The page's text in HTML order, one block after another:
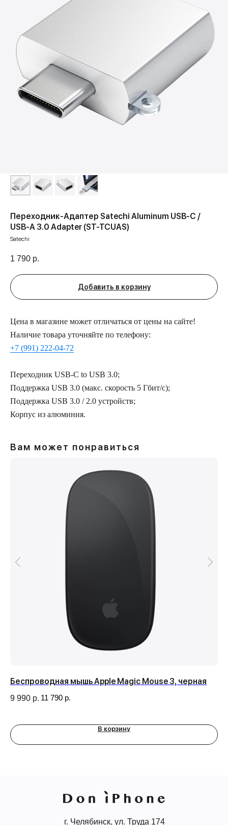
Переходник-Адаптер Satechi Aluminum USB-C /
USB-A 3.0 Adapter (ST-TCUAS)
Satechi
1 790 р.
Добавить в корзину
Цена в магазине может отличаться от цены на сайте!
Наличие товара уточняйте по телефону:
+7 (991) 222-04-72
Переходник USB-C to USB 3.0;
Поддержка USB 3.0 (макс. скорость 5 Гбит/с);
Поддержка USB 3.0 / 2.0 устройств;
Корпус из алюминия.
Вам может понравиться
Беспроводная мышь Apple Magic Mouse 3, черная
9 990 р. 11 790 р.
В корзину
г. Челябинск, ул. Труда 174